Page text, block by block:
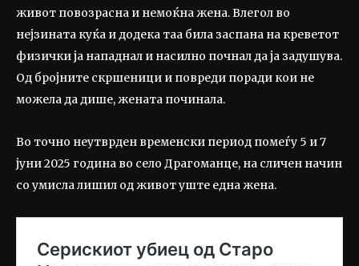
живот повозрасна и немоќна жена. Влегол во
нејзината куќа и додека таа била заспана на креветот
физички ја нападнал и насилно почнал да ја задушува.
Од бројните скршеници и повреди поради кои не
можела да дише, жената починала.
Во точно неутврден временски период помеѓу 5 и 7
јуни 2025 година во село Драгоманце, на сличен начин
со умисла лишил од живот уште една жена.